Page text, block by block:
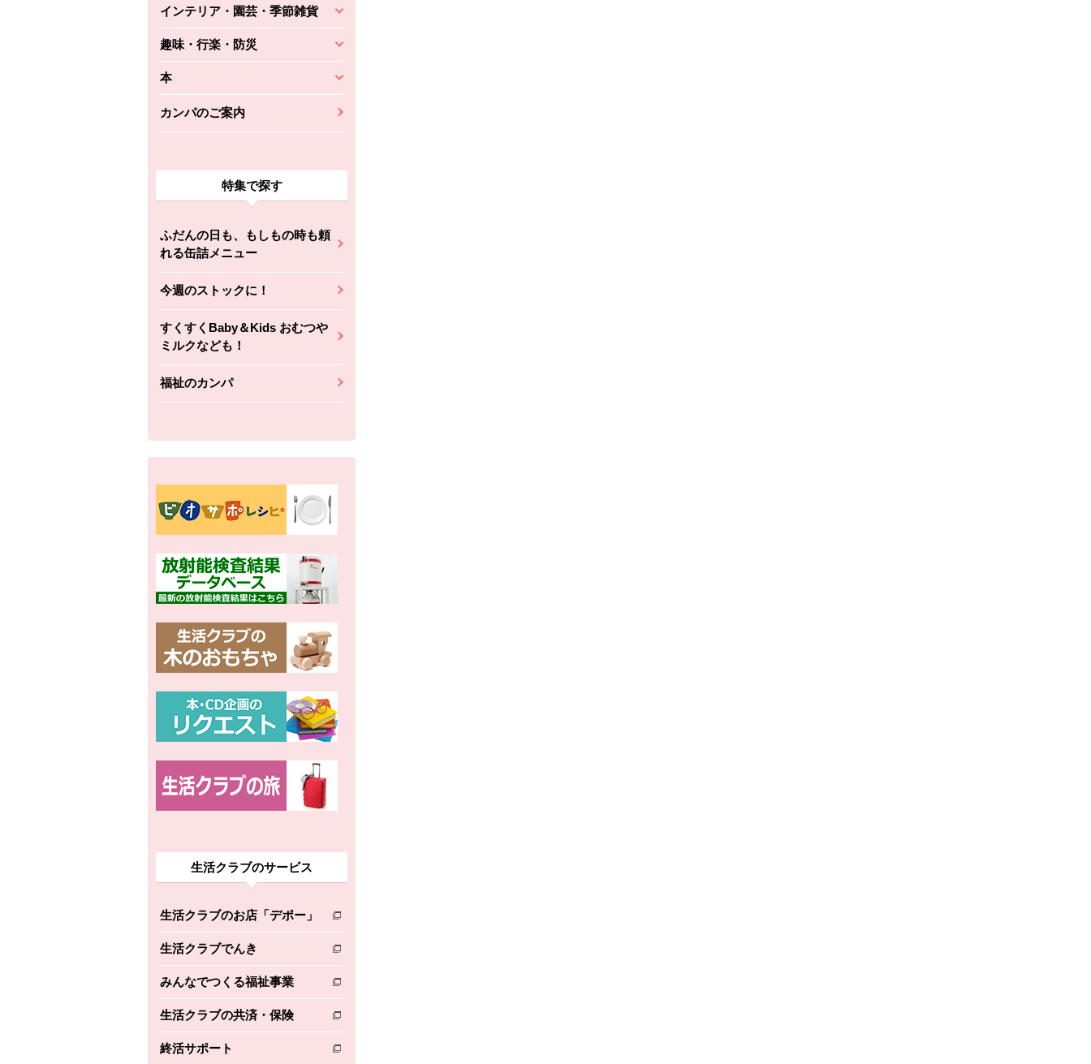
インテリア・園芸・季節雑貨
趣味・行楽・防災
本
カンパのご案内
特集で探す
ふだんの日も、もしもの時も頼
れる缶詰メニュー
今週のストックに！
すくすくBaby＆Kids おむつや
ミルクなども！
福祉のカンパ
生活クラブのサービス
生活クラブのお店「デポー」
別のウィンドウで開きます。
生活クラブでんき
別のウィンドウで開きます。
みんなでつくる福祉事業
別のウィンドウで開きます。
生活クラブの共済・保険
別のウィンドウで開きます。
終活サポート
別のウィンドウで開きます。